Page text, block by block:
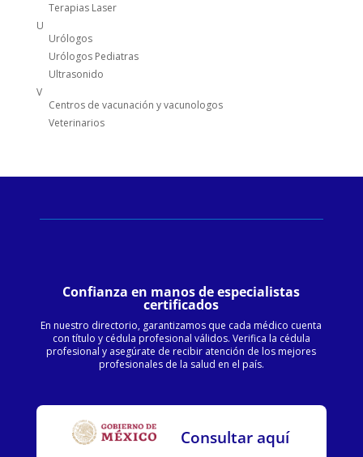
Terapias Laser
U
Urólogos
Urólogos Pediatras
Ultrasonido
V
Centros de vacunación y vacunologos
Veterinarios
Confianza en manos de especialistas
certificados
En nuestro directorio, garantizamos que cada médico cuenta
con título y cédula profesional válidos. Verifica la cédula
profesional y asegúrate de recibir atención de los mejores
profesionales de la salud en el país.
Consultar aquí